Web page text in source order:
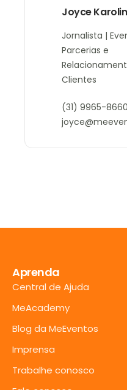
Joyce
Jornalista |
Parcerias e
Clientes
(31) 9965-8660
Aprenda
Central de Ajuda
MeAcademy
Blog da MeEventos
Imprensa
Trabalhe conosco